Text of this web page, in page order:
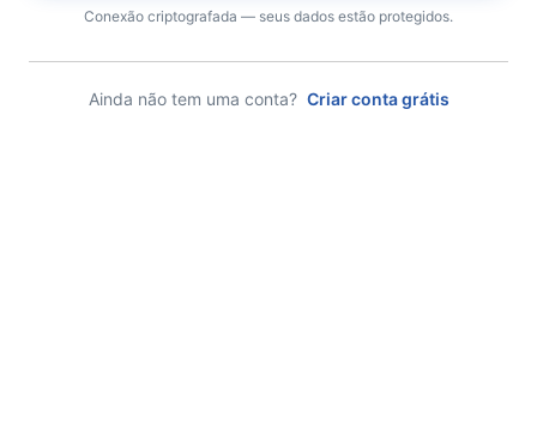
Conexão criptografada — seus dados estão protegidos.
Ainda não tem uma conta? Criar conta grátis